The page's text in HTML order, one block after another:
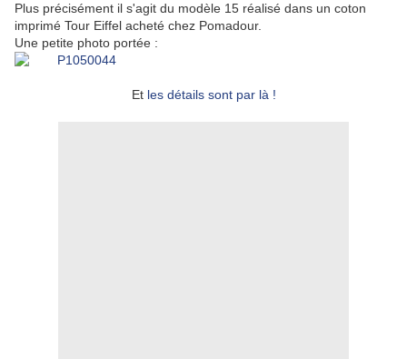
Plus précisément il s'agit du modèle 15 réalisé dans un coton
imprimé Tour Eiffel acheté chez Pomadour.
Une petite photo portée :
Et les détails sont par là !